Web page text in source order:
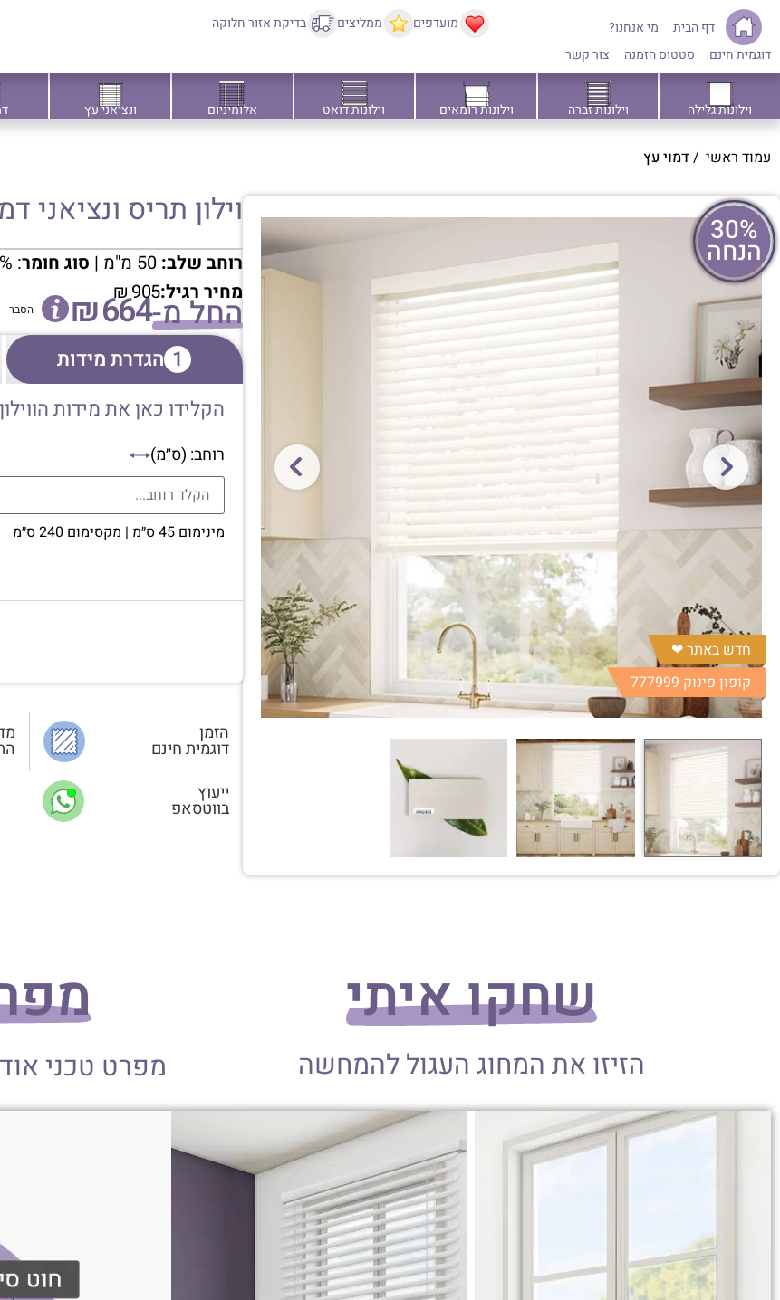
דף הבית
מי אנחנו?
דוגמית חינם
סטטוס הזמנה צור קשר
מועדפים ממליצים בדיקת אזור חלוקה
וילונות גלילה וילונות זברה וילונות רומאים וילונות דואט אלומיניום ונציאני עץ
עמוד ראשי / דמוי עץ
30%
הנחה
חדש באתר ❤︎
קופון פינוק 777999
וילון תריס ונציאני
רוחב שלב: 50 מ"מ | סוג חומר: 100% פי.וי.סי
מחיר רגיל:
₪905החל מ- ₪664 הסבר
1 הגדרת מידות
הקלידו כאן את מידות
רוחב: (ס״מ)
מינימום 45 ס״מ | מקסימום 240 ס״מ
הזמן
דוגמית חינם
ייעוץ
בווטסאפ
שחקו איתי
הזיזו את המחוג העגול להמחשה מפרט טכני